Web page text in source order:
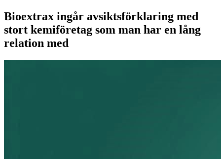
Bioextrax ingår avsiktsförklaring med
stort kemiföretag som man har en lång
relation med